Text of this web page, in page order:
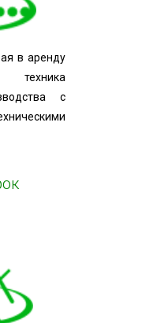
в аренду
техника
с